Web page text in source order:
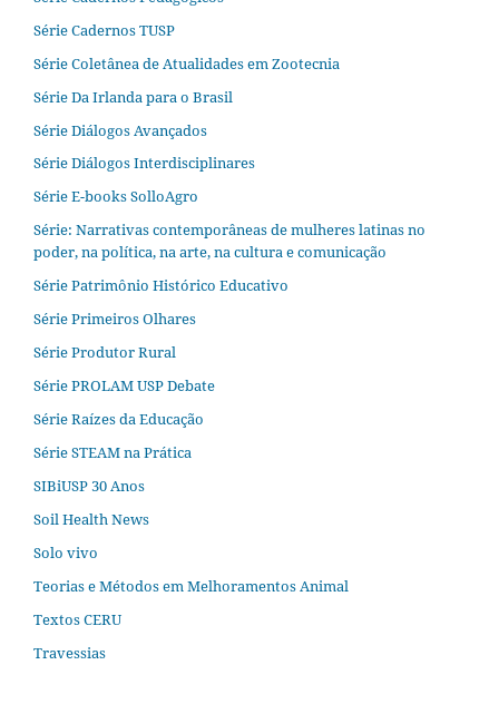
Série Cadernos TUSP
Série Coletânea de Atualidades em Zootecnia
Série Da Irlanda para o Brasil
Série Diálogos Avançados
Série Diálogos Interdisciplinares
Série E-books SolloAgro
Série: Narrativas contemporâneas de mulheres latinas no
poder, na política, na arte, na cultura e comunicação
Série Patrimônio Histórico Educativo
Série Primeiros Olhares
Série Produtor Rural
Série PROLAM USP Debate
Série Raízes da Educação
Série STEAM na Prática
SIBiUSP 30 Anos
Soil Health News
Solo vivo
Teorias e Métodos em Melhoramentos Animal
Textos CERU
Travessias